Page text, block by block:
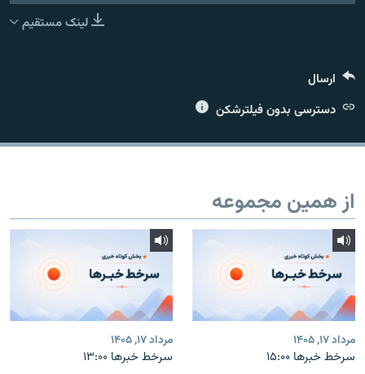
لینک مستقیم
ارسال
دسترسی بدون فیلترشکن
از همین مجموعه
مرداد ۱۷, ۱۴۰۵
سرخط خبرها ۱۵:۰۰
مرداد ۱۷, ۱۴۰۵
سرخط خبرها ۱۳:۰۰